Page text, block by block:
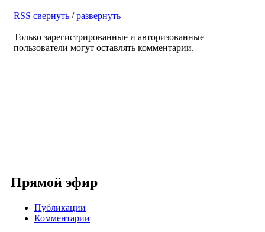
RSS свернуть /развернуть
Только зарегистрированные и авторизованные
пользователи могут оставлять комментарии.
Прямой эфир
Публикации
Комментарии